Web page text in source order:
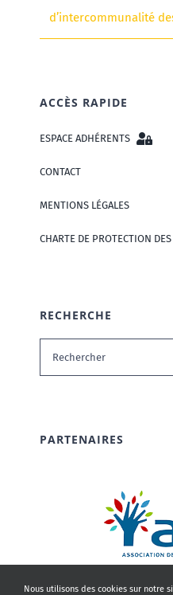
d’intercommunalité
ACCÈS RAPIDE
ESPACE ADHÉRENTS
CONTACT
MENTIONS LÉGALES
CHARTE DE PROTECTION
RECHERCHE
Rechercher:
PARTENAIRES
Nous utilisons des cookies sur notre